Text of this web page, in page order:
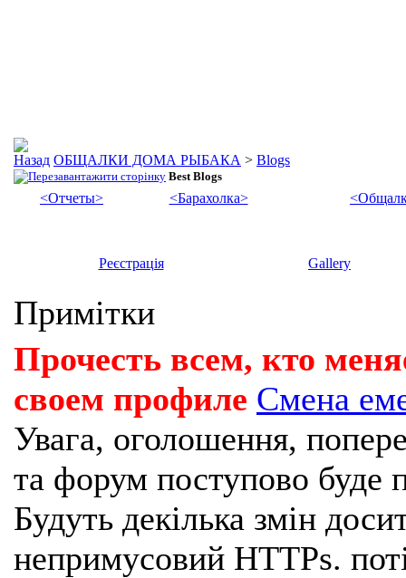
ОБЩАЛКИ ДОМА РЫБАКА > Blogs
Best Blogs
<Отчеты> <Барахолка>
Реєстрація Gallery
Примітки
Прочесть всем, кто
своем профиле Смена
Увага, оголошення,
та форум поступово буде
Будуть декілька змін
непримусовий HTTPs.